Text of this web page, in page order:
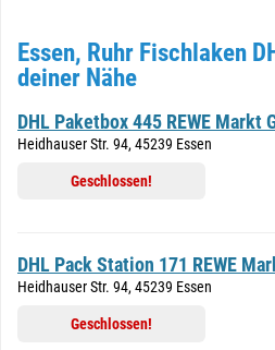
Essen, Ruhr Fischlaken
deiner Nähe
DHL Paketbox 445 REWE Markt
Heidhauser Str. 94, 45239 Essen
Geschlossen!
DHL Pack Station 171 REWE
Heidhauser Str. 94, 45239 Essen
Geschlossen!